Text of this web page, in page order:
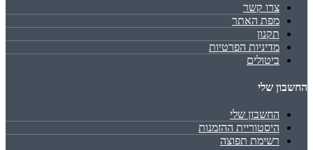
צרו קשר
מפת האתר
תקנון
מדיניות הפרטיות
ביטולים
החשבון שלי
החשבון שלי
היסטוריית ההזמנות
רשימת תפוצה